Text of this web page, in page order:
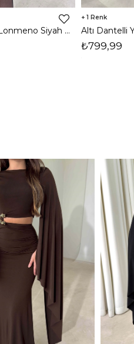
Altı Dantelli Yüksek Bel Lonmeno Siyah Kadın Şort 26Y037
1
₺799,99